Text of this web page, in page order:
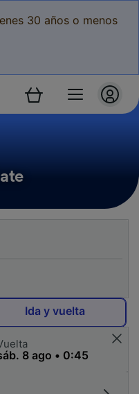
30 años o menos
Ida y vuelta